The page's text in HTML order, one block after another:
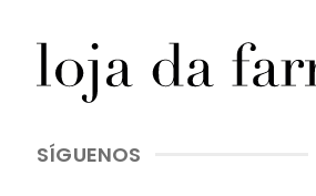
SÍGUENOS